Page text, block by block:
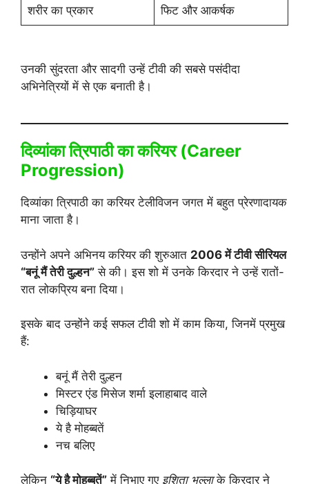
शरीर का प्रकार फिट और आकर्षक
उनकी सुंदरता और सादगी उन्हें टीवी की सबसे पसंदीदा
अभिनेत्रियों में से एक बनाती है।
दिव्यांका त्रिपाठी का करियर (Career
Progression)
दिव्यांका त्रिपाठी का करियर टेलीविजन जगत में बहुत प्रेरणादायक
माना जाता है।
उन्होंने अपने अभिनय करियर की शुरुआत 2006 में टीवी सीरियल
“बनूं मैं तेरी दुल्हन” से की। इस शो में उनके किरदार ने उन्हें रातों-
रात लोकप्रिय बना दिया।
इसके बाद उन्होंने कई सफल टीवी शो में काम किया, जिनमें प्रमुख
हैं:
बनूं मैं तेरी दुल्हन
मिस्टर एंड मिसेज शर्मा इलाहाबाद वाले
चिड़ियाघर
ये है मोहब्बतें
नच बलिए
लेकिन “ये है मोहब्बतें” में निभाए गए इशिता भल्लाके किरदार ने